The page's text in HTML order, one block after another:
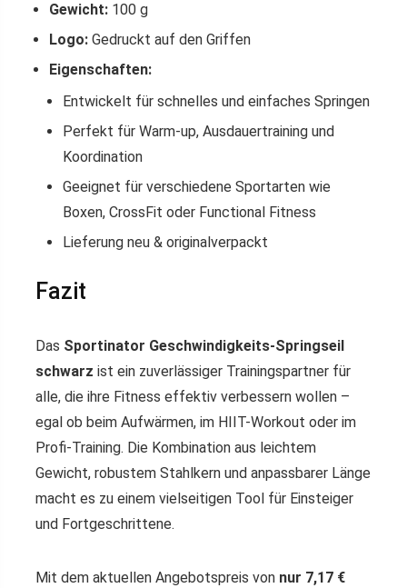
Gewicht: 100 g
Logo: Gedruckt auf den Griffen
Eigenschaften:
Entwickelt für schnelles und einfaches Springen
Perfekt für Warm-up, Ausdauertraining und
Koordination
Geeignet für verschiedene Sportarten wie
Boxen, CrossFit oder Functional Fitness
Lieferung neu & originalverpackt
Fazit
Das Sportinator Geschwindigkeits-Springseil
schwarz ist ein zuverlässiger Trainingspartner für
alle, die ihre Fitness effektiv verbessern wollen –
egal ob beim Aufwärmen, im HIIT-Workout oder im
Profi-Training. Die Kombination aus leichtem
Gewicht, robustem Stahlkern und anpassbarer Länge
macht es zu einem vielseitigen Tool für Einsteiger
und Fortgeschrittene.
Mit dem aktuellen Angebotspreis von nur 7,17 €